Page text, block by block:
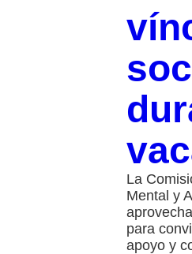
La
Mental y
para
apoyo y